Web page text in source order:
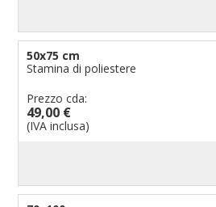
50x75 cm
Stamina di poliestere
Prezzo cda:
49,00 €
(IVA inclusa)